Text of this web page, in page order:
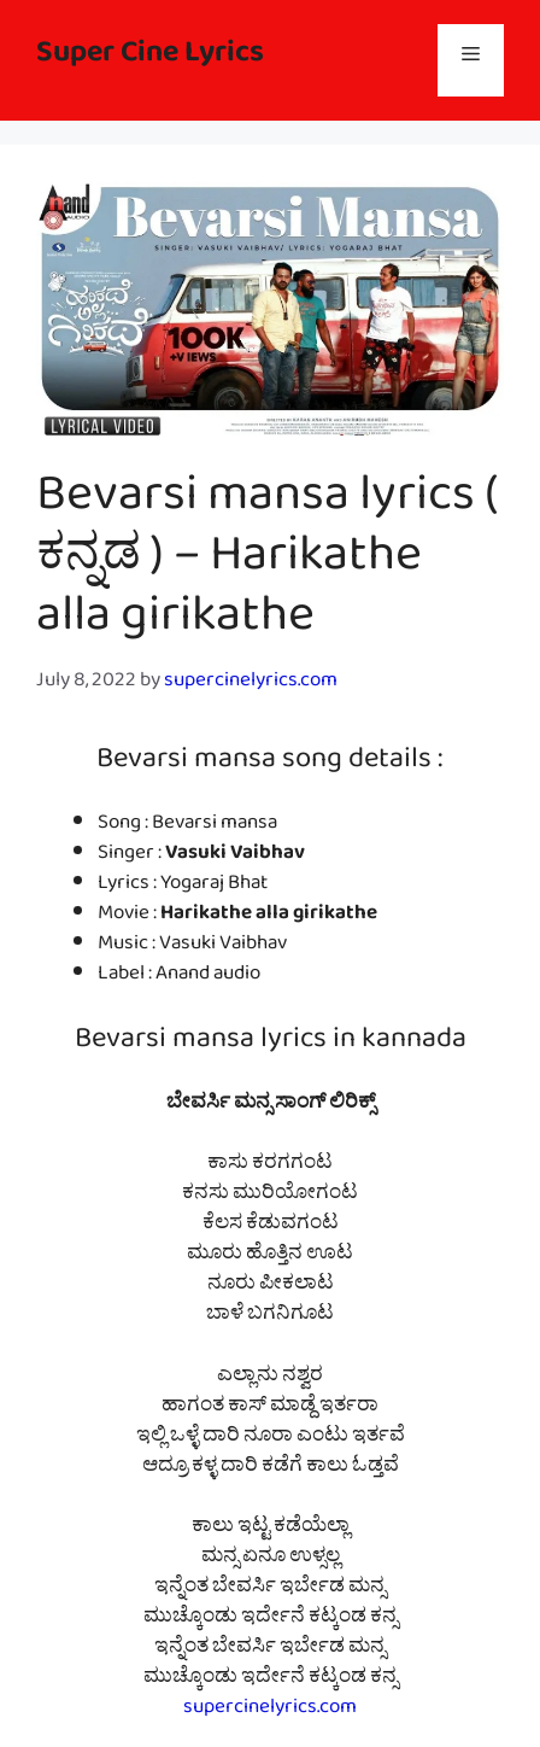
contentSuper Cine Lyrics Menu
Bevarsi mansa lyrics (
ಕನ್ನಡ ) – Harikathe
alla girikathe
July 8, 2022bysupercinelyrics.com
Bevarsi mansa song details :
Song : Bevarsi mansa
Singer :Vasuki Vaibhav
Lyrics : Yogaraj Bhat
Movie :Harikathe alla girikathe
Music : Vasuki Vaibhav
Label : Anand audio
Bevarsi mansa lyrics in kannada
ಬೇವರ್ಸಿ ಮನ್ಸ ಸಾಂಗ್ ಲಿರಿಕ್ಸ್
ಕಾಸು ಕರಗಗಂಟ
ಕನಸು ಮುರಿಯೋಗಂಟ
ಕೆಲಸ ಕೆಡುವಗಂಟ
ಮೂರು ಹೊತ್ತಿನ ಊಟ
ನೂರು ಪೀಕಲಾಟ
ಬಾಳೆ ಬಗನಿಗೂಟ
ಎಲ್ಲಾನು ನಶ್ವರ
ಹಾಗಂತ ಕಾಸ್ ಮಾಡ್ದೆ ಇರ್ತರಾ
ಇಲ್ಲಿ ಒಳ್ಳೆ ದಾರಿ ನೂರಾ ಎಂಟು ಇರ್ತವೆ
ಆದ್ರೂ ಕಳ್ಳ ದಾರಿ ಕಡೆಗೆ ಕಾಲು ಓಡ್ತವೆ
ಕಾಲು ಇಟ್ಟ ಕಡೆಯೆಲ್ಲಾ
ಮನ್ಸ ಏನೂ ಉಳ್ಸಲ್ಲ
ಇನ್ನೆಂತ ಬೇವರ್ಸಿ ಇರ್ಬೇಡ ಮನ್ಸ
ಮುಚ್ಕೊಂಡು ಇರ್ದೇನೆ ಕಟ್ಕಂಡ ಕನ್ಸ
ಇನ್ನೆಂತ ಬೇವರ್ಸಿ ಇರ್ಬೇಡ ಮನ್ಸ
ಮುಚ್ಕೊಂಡು ಇರ್ದೇನೆ ಕಟ್ಕಂಡ ಕನ್ಸ
supercinelyrics.com